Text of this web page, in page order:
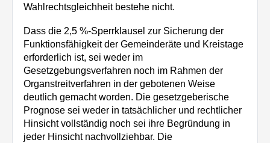
Wahlrechtsgleichheit bestehe nicht.
Dass die 2,5 %-Sperrklausel zur Sicherung der
Funktionsfähigkeit der Gemeinderäte und Kreistage
erforderlich ist, sei weder im
Gesetzgebungsverfahren noch im Rahmen der
Organstreitverfahren in der gebotenen Weise
deutlich gemacht worden. Die gesetzgeberische
Prognose sei weder in tatsächlicher und rechtlicher
Hinsicht vollständig noch sei ihre Begründung in
jeder Hinsicht nachvollziehbar. Die